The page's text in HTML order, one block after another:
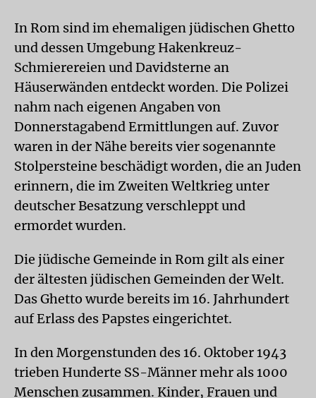
In Rom sind im ehemaligen jüdischen Ghetto
und dessen Umgebung Hakenkreuz-
Schmierereien und Davidsterne an
Häuserwänden entdeckt worden. Die Polizei
nahm nach eigenen Angaben von
Donnerstagabend Ermittlungen auf. Zuvor
waren in der Nähe bereits vier sogenannte
Stolpersteine beschädigt worden, die an Juden
erinnern, die im Zweiten Weltkrieg unter
deutscher Besatzung verschleppt und
ermordet wurden.
Die jüdische Gemeinde in Rom gilt als einer
der ältesten jüdischen Gemeinden der Welt.
Das Ghetto wurde bereits im 16. Jahrhundert
auf Erlass des Papstes eingerichtet.
In den Morgenstunden des 16. Oktober 1943
trieben Hunderte SS-Männer mehr als 1000
Menschen zusammen. Kinder, Frauen und